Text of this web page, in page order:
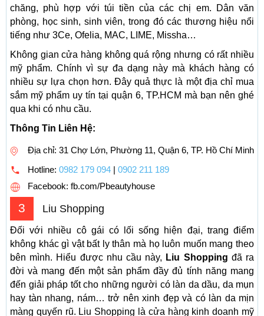
chăng, phù hợp với túi tiền của các chị em. Dân văn
phòng, học sinh, sinh viên, trong đó các thương hiệu nổi
tiếng như 3Ce, Ofelia, MAC, LIME, Missha…
Không gian cửa hàng không quá rộng nhưng có rất nhiều
mỹ phẩm. Chính vì sự đa dạng này mà khách hàng có
nhiều sự lựa chọn hơn. Đây quả thực là một địa chỉ mua
sắm mỹ phẩm uy tín tại quận 6, TP.HCM mà bạn nên ghé
qua khi có nhu cầu.
Thông Tin Liên Hệ:
Địa chỉ: 31 Chợ Lớn, Phường 11, Quận 6, TP. Hồ Chí Minh
Hotline: 0982 179 094 | 0902 211 189
Facebook: fb.com/Pbeautyhouse
3 Liu Shopping
Đối với nhiều cô gái có lối sống hiện đại, trang điểm
không khác gì vật bất ly thân mà họ luôn muốn mang theo
bên mình. Hiểu được nhu cầu này, Liu Shopping đã ra
đời và mang đến một sản phẩm đầy đủ tính năng mang
đến giải pháp tốt cho những người có làn da dầu, da mụn
hay tàn nhang, nám… trở nên xinh đẹp và có làn da mịn
màng quyến rũ. Liu Shopping là cửa hàng kinh doanh mỹ